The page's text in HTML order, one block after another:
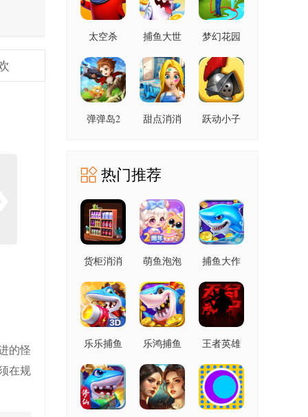
的怪
在规
太空杀
安卓版
捕鱼大世
安卓版
梦幻花园
版
弹弹岛2
甜点消消
跃动小子
热门推荐
货柜消消
卓版
萌鱼泡泡
卓版
捕鱼大作
手机版
乐乐捕鱼
乐鸿捕鱼
1.7.12 安
卓版
王者英雄
奇 1.08 官
方版